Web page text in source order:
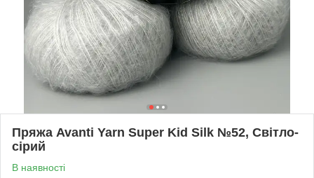
Пряжа Avanti Yarn Super Kid Silk №52, Світло-
сірий
В наявності